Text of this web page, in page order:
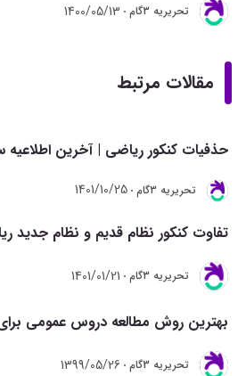
تحريريه 3گام 1400/05/13
مقالات مرتبط
حذفیات کنکور ریاضی | آخرین
تحريريه 3گام 1401/10/25
تفاوت کنکور نظام قدیم و نظام جدید
تحريريه 3گام 1401/01/21
بهترین روش مطالعه دروس عمومی
تحريريه 3گام 1399/05/26